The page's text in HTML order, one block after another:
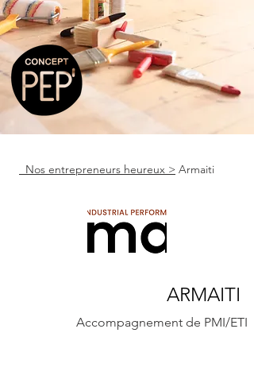
ARMAITI
Accompagnement de PMI/ETI
Nos entrepreneurs heureux > Armaiti